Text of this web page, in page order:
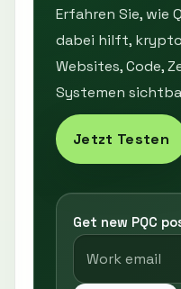
Erfahren Sie, wie
dabei hilft,
Websites, Code,
Systemen
Jetzt Testen
Get new PQC